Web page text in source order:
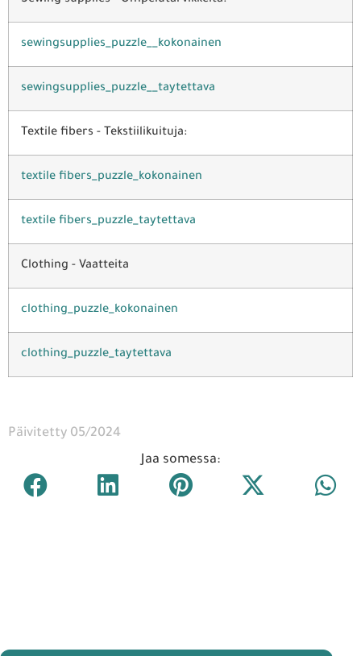
sewingsupplies_puzzle__kokonainen
sewingsupplies_puzzle__taytettava
Textile fibers - Tekstiilikuituja:
textile fibers_puzzle_kokonainen
textile fibers_puzzle_taytettava
Clothing - Vaatteita
clothing_puzzle_kokonainen
clothing_puzzle_taytettava
Päivitetty 05/2024
Jaa somessa: